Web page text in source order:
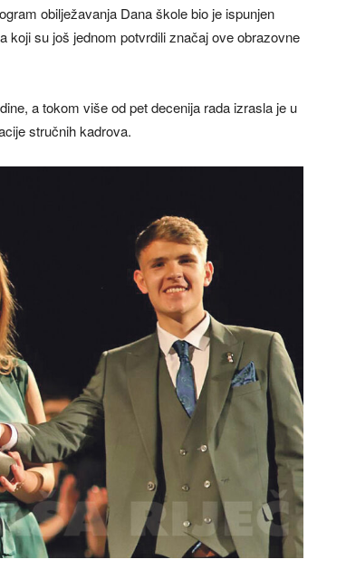
obilježavanja Dana škole bio je ispunjen
su još jednom potvrdili značaj ove obrazovne
a tokom više od pet decenija rada izrasla je u
stručnih kadrova.